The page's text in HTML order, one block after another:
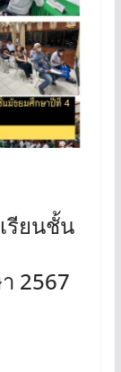
รียนชั้น
2567